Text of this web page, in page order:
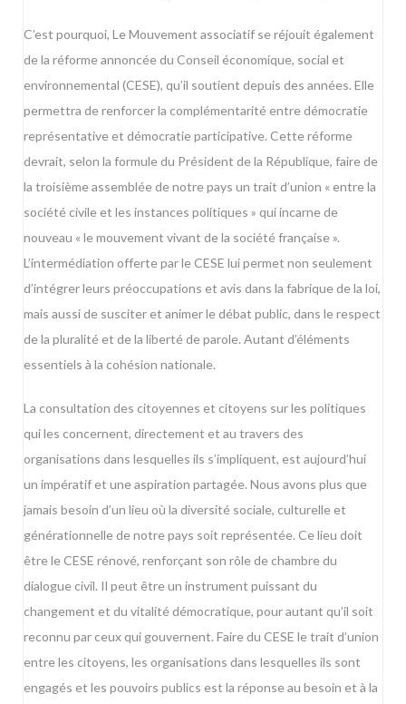
C’est pourquoi, Le Mouvement associatif se réjouit également
de la réforme annoncée du Conseil économique, social et
environnemental (CESE), qu’il soutient depuis des années. Elle
permettra de renforcer la complémentarité entre démocratie
représentative et démocratie participative. Cette réforme
devrait, selon la formule du Président de la République, faire de
la troisième assemblée de notre pays un trait d’union « entre la
société civile et les instances politiques » qui incarne de
nouveau « le mouvement vivant de la société française ».
L’intermédiation offerte par le CESE lui permet non seulement
d’intégrer leurs préoccupations et avis dans la fabrique de la loi,
mais aussi de susciter et animer le débat public, dans le respect
de la pluralité et de la liberté de parole. Autant d’éléments
essentiels à la cohésion nationale.
La consultation des citoyennes et citoyens sur les politiques
qui les concernent, directement et au travers des
organisations dans lesquelles ils s’impliquent, est aujourd’hui
un impératif et une aspiration partagée. Nous avons plus que
jamais besoin d’un lieu où la diversité sociale, culturelle et
générationnelle de notre pays soit représentée. Ce lieu doit
être le CESE rénové, renforçant son rôle de chambre du
dialogue civil. Il peut être un instrument puissant du
changement et du vitalité démocratique, pour autant qu’il soit
reconnu par ceux qui gouvernent. Faire du CESE le trait d’union
entre les citoyens, les organisations dans lesquelles ils sont
engagés et les pouvoirs publics est la réponse au besoin et à la